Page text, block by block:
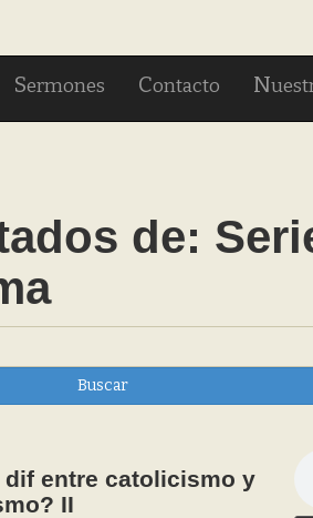
Sermones Contacto N
de:
Buscar
dif entre catolicismo y
II